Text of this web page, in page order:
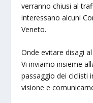
verranno chiusi al
interessano alcuni
Veneto.
Onde evitare disagi
Vi inviamo insieme
passaggio dei ciclisti
visione e